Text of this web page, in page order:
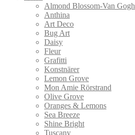
Almond Blossom-Van Gogh
Anthina
Art Deco
Bug Art
Daisy
Fleur
Grafitti
Konstnärer
Lemon Grove
Mon Amie Rörstrand
Olive Grove
Oranges & Lemons
Sea Breeze
Shine Bright
Tuscany